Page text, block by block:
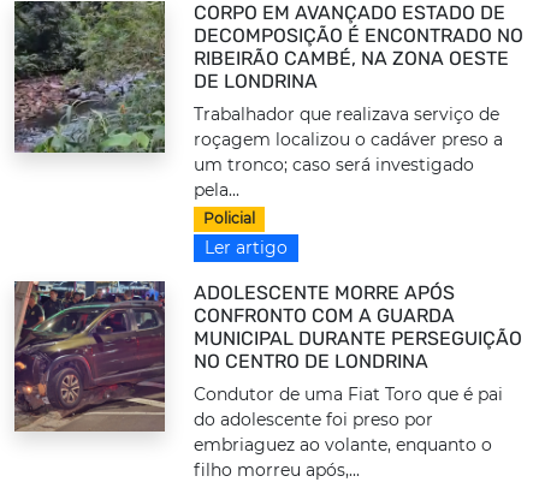
CORPO EM AVANÇADO ESTADO DE
DECOMPOSIÇÃO É ENCONTRADO NO
RIBEIRÃO CAMBÉ, NA ZONA OESTE
DE LONDRINA
Trabalhador que realizava serviço de
roçagem localizou o cadáver preso a
um tronco; caso será investigado
pela...
Policial
Ler artigo
ADOLESCENTE MORRE APÓS
CONFRONTO COM A GUARDA
MUNICIPAL DURANTE PERSEGUIÇÃO
NO CENTRO DE LONDRINA
Condutor de uma Fiat Toro que é pai
do adolescente foi preso por
embriaguez ao volante, enquanto o
filho morreu após,...